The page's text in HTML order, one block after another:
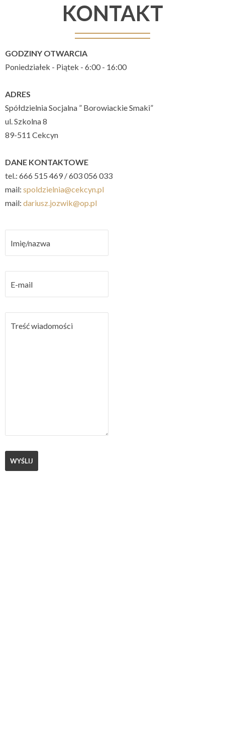
KONTAKT
GODZINY OTWARCIA
Poniedziałek - Piątek - 6:00 - 16:00
ADRES
Spółdzielnia Socjalna ” Borowiackie Smaki”
ul. Szkolna 8
89-511 Cekcyn
DANE KONTAKTOWE
tel.: 666 515 469 / 603 056 033
mail: spoldzielnia@cekcyn.pl
mail: dariusz.jozwik@op.pl